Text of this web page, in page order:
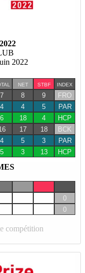
2022
NET STBF INDEX
7 8 9
FRO
4 4 5
PAR
6 18 4
HCP
17 18
BCK
4 5 3
PAR
5 3 13 HCP
0
0
compétition